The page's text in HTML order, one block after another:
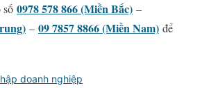
số 0978 578 866 (Miền Bắc) –
– 09 7857 8866 (Miền Nam) để
doanh nghiệp